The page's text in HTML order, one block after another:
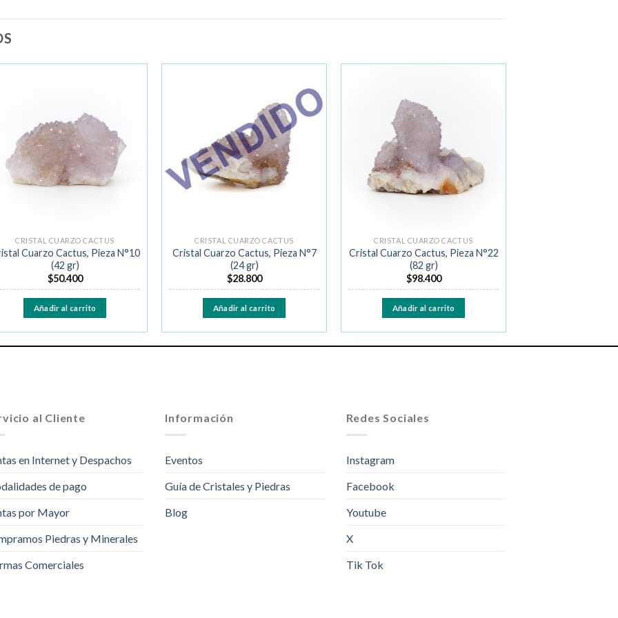
deseos
CRISTAL CUARZO CACTUS
Cuarzo Cactus, Pieza N°10
(42 gr)
$50.400
Añadir al carrito
Añadir
a la
lista de
deseos
CRISTAL CUARZO CACTUS
Cristal Cuarzo Cactus, Pieza N°7
(24 gr)
$28.800
Añadir al carrito
CRISTAL CUARZO CACTUS
Cristal Cuarzo Cactus, Pieza N°22
(82 gr)
$98.400
Añadir al carrito
al Cliente
en Internet y Despachos
de pago
por Mayor
Piedras y Minerales
Comerciales
Información
Eventos
Guía de Cristales y Piedras
Blog
Redes Sociales
Instagram
Facebook
Youtube
X
Tik Tok